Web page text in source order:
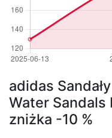
adidas
Water Sandals
zniżka -10 %